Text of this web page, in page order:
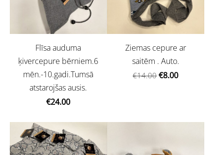
Flīsa auduma
ķivercepure bērniem.6
mēn.-10.gadi.Tumsā
atstarojšas ausis.
€24.00
Ziemas cepure ar
saitēm . Auto.
€14.00 €8.00